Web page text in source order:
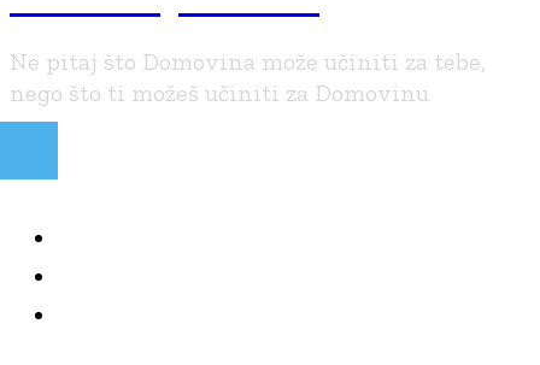
Ne pitaj što Domovina može učiniti za tebe,
nego što ti možeš učiniti za Domovinu